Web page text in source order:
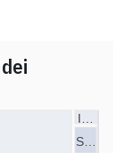
S…
I…